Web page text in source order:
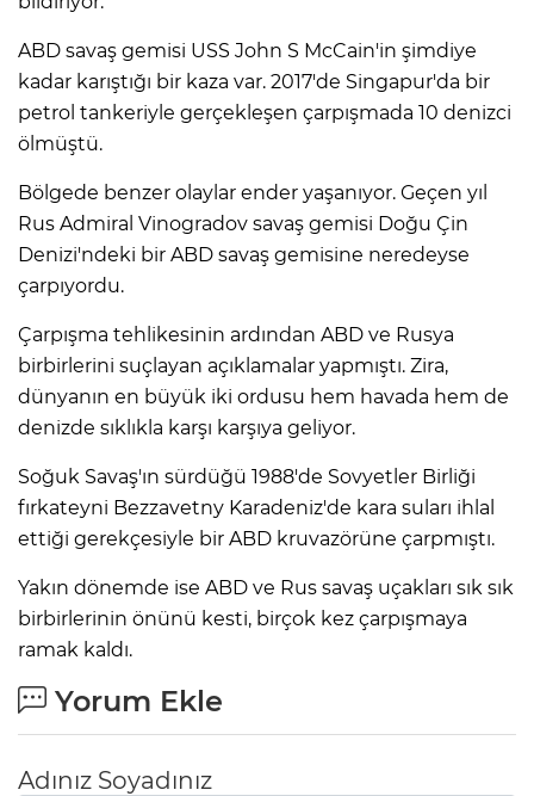
ABD savaş gemisi USS John S McCain'in şimdiye
kadar karıştığı bir kaza var. 2017'de Singapur'da bir
petrol tankeriyle gerçekleşen çarpışmada 10 denizci
ölmüştü.​​​​​​​
Bölgede benzer olaylar ender yaşanıyor. Geçen yıl
Rus Admiral Vinogradov savaş gemisi Doğu Çin
Denizi'ndeki bir ABD savaş gemisine neredeyse
çarpıyordu.​​​​​​​
Çarpışma tehlikesinin ardından ABD ve Rusya
birbirlerini suçlayan açıklamalar yapmıştı. Zira,
dünyanın en büyük iki ordusu hem havada hem de
denizde sıklıkla karşı karşıya geliyor.​​​​​​​
Soğuk Savaş'ın sürdüğü 1988'de Sovyetler Birliği
fırkateyni Bezzavetny Karadeniz'de kara suları ihlal
ettiği gerekçesiyle bir ABD kruvazörüne çarpmıştı.​​​​​​​​​​​​​
Yakın dönemde ise ABD ve Rus savaş uçakları sık sık
birbirlerinin önünü kesti, birçok kez çarpışmaya
ramak kaldı.​​​​​​​
Yorum Ekle
Adınız Soyadınız